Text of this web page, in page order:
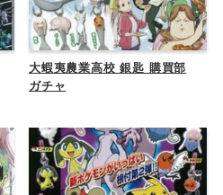
大蝦夷農業高校 銀匙 購買部
ガチャ